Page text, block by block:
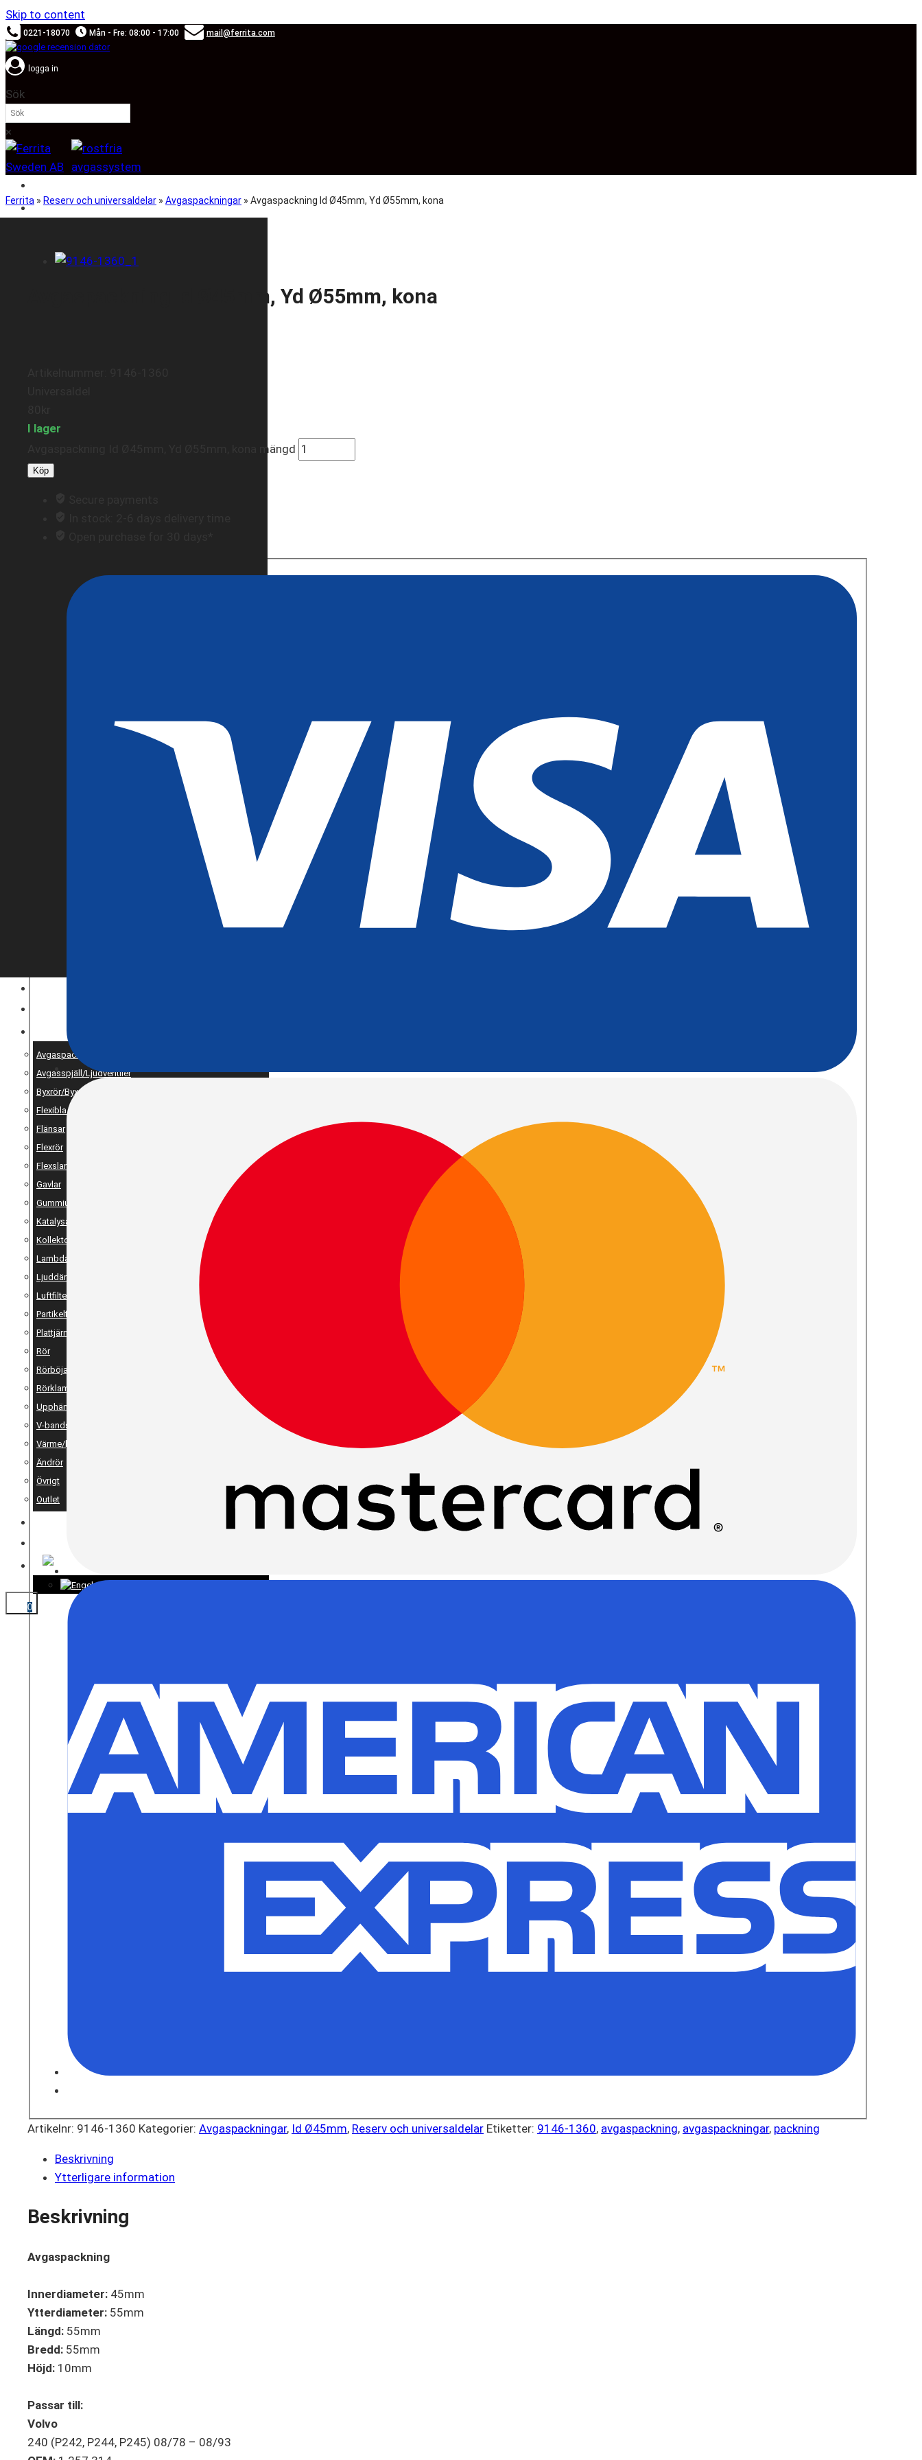
Skip to content
0221-18070 Mån - Fre: 08:00 - 17:00 mail@ferrita.com
logga in
Sök
×
BILMÄRKEN
RESERV OCH UNIVERSALDELAR
Avgaspackningar
Avgasspjäll/Ljudventiler
Byxrör/Byxdelning/X-pipe
Flexibla bälgar
Flänsar
Flexrör
Flexslang
Gavlar
Gummiupphängning
Katalysator
Kollektor
Lambda
Ljuddämpare
Luftfilter
Partikelfilter
Plattjärn, vinkeljärn & stänger
Rör
Rörböjar
Rörklammer
Upphängning
V-bandsklammer & V-bandsflänsar
Värme/ljudisolering
Ändrör
Övrigt
Outlet
0
Ferrita » Reserv och universaldelar » Avgaspackningar » Avgaspackning Id Ø45mm, Yd Ø55mm, kona
Avgaspackning Id Ø45mm, Yd Ø55mm, kona
I lager
Avgaspackning Id Ø45mm, Yd Ø55mm, kona mängd
Köp
Artikelnr: 9146-1360 Kategorier: Avgaspackningar, Id Ø45mm, Reserv och universaldelar Etiketter: 9146-1360, avgaspackning, avgaspackningar, packning
Beskrivning
Ytterligare information
Beskrivning
Avgaspackning
Innerdiameter: 45mm
Ytterdiameter: 55mm
Längd: 55mm
Bredd: 55mm
Höjd: 10mm
Passar till:
Volvo
240 (P242, P244, P245) 08/78 – 08/93